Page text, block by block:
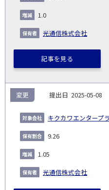
1.0
光通信株式会社
記事を見る
2025-05-08
キクカワエンタープ
変更
9.26
1.05
光通信株式会社